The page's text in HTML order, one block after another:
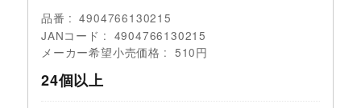
品番
4904766130215
JANコード
4904766130215
メーカー希望小売価格
510円
24個以上